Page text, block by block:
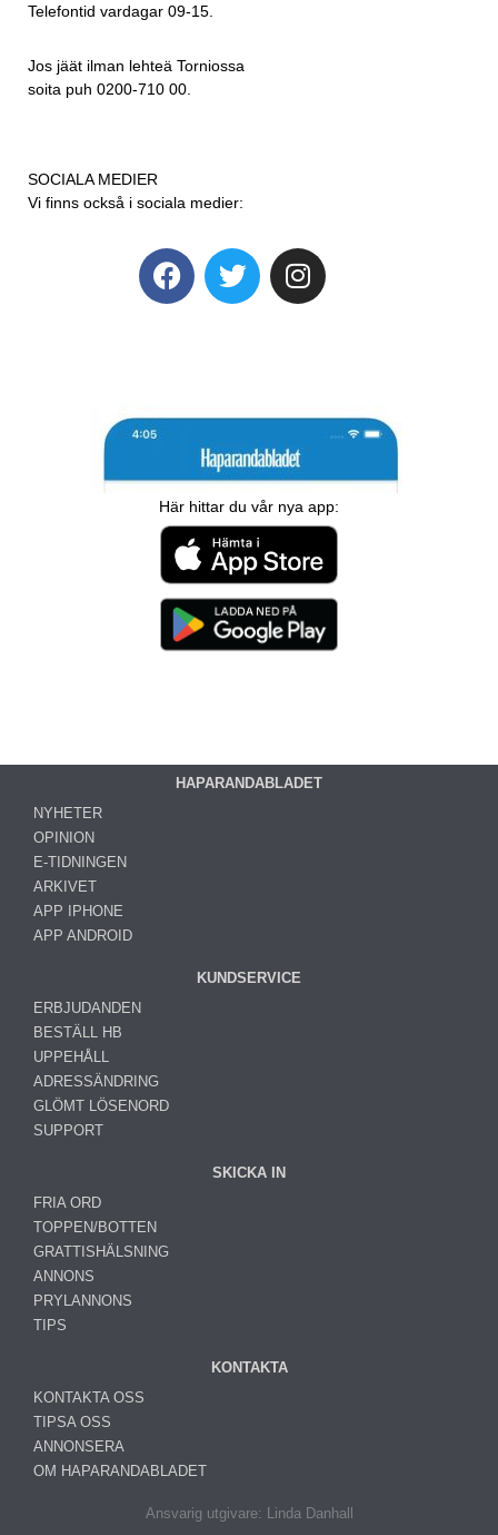
Telefontid vardagar 09-15.
Jos jäät ilman lehteä Torniossa
soita puh 0200-710 00.
SOCIALA MEDIER
Vi finns också i sociala medier:
Här hittar du vår nya app:
HAPARANDABLADET
NYHETER
OPINION
E-TIDNINGEN
ARKIVET
APP IPHONE
APP ANDROID
KUNDSERVICE
ERBJUDANDEN
BESTÄLL HB
UPPEHÅLL
ADRESSÄNDRING
GLÖMT LÖSENORD
SUPPORT
SKICKA IN
FRIA ORD
TOPPEN/BOTTEN
GRATTISHÄLSNING
ANNONS
PRYLANNONS
TIPS
KONTAKTA
KONTAKTA OSS
TIPSA OSS
ANNONSERA
OM HAPARANDABLADET
Ansvarig utgivare: Linda Danhall